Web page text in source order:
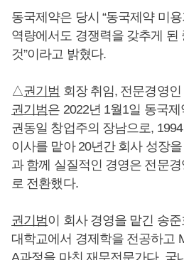
동국제약은 당시 “동국제약 미
역량에서도 경쟁력을 갖추게 된
것”이라고 밝혔다.
△권기범 회장 취임, 전문경영
권기범은 2022년 1월1일 동국
권동일 창업주의 장남으로,
이사를 맡아 20년간 회사 성장
과 함께 실질적인 경영은 전문
로 전환했다.
권기범이 회사 경영을 맡긴 송
대학교에서 경제학을 전공하고
A과정을 마친 재무전문가다. 국